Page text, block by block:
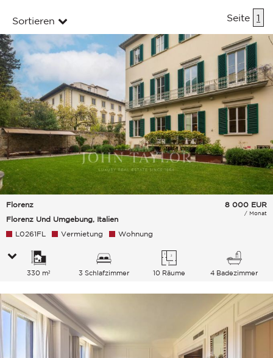
Sortieren Seite 1
Florenz
Florenz Und Umgebung, Italien
8 000 EUR
/ Monat
L0261FL Vermietung Wohnung
330 m² 3 Schlafzimmer 10 Räume 4 Badezimmer